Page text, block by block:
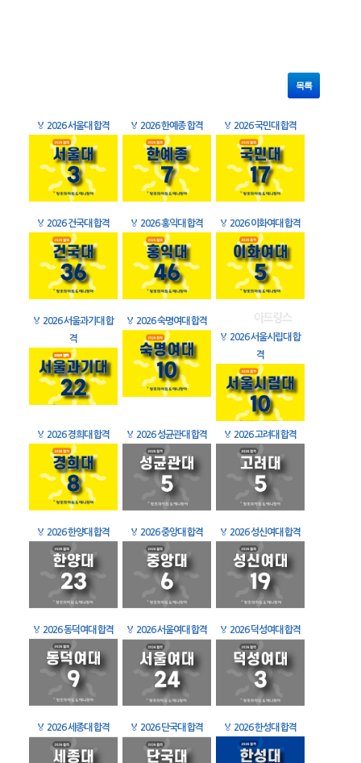
목록
🏅 2026 서울대 합격 🏅 2026 한예종 합격 🏅 2026 국민대 합격
🏅 2026 건국대 합격 🏅 2026 홍익대 합격 🏅 2026 이화여대 합격
🏅 2026 서울과기대 합
격
🏅 2026 숙명여대 합격
🏅 2026 서울시립대 합
격
🏅 2026 경희대 합격 🏅 2026 성균관대 합격 🏅 2026 고려대 합격
🏅 2026 한양대 합격 🏅 2026 중앙대 합격 🏅 2026 성신여대 합격
🏅 2026 동덕여대 합격 🏅 2026 서울여대 합격 🏅 2026 덕성여대 합격
🏅 2026 세종대 합격 🏅 2026 단국대 합격 🏅 2026 한성대 합격